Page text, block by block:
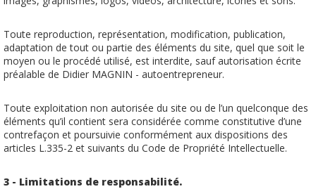
Toute reproduction, représentation, modification, publication,
adaptation de tout ou partie des éléments du site, quel que soit le
moyen ou le procédé utilisé, est interdite, sauf autorisation écrite
préalable de Didier MAGNIN - autoentrepreneur.
Toute exploitation non autorisée du site ou de l’un quelconque des
éléments qu’il contient sera considérée comme constitutive d’une
contrefaçon et poursuivie conformément aux dispositions des
articles L.335-2 et suivants du Code de Propriété Intellectuelle.
3 - Limitations de responsabilité.